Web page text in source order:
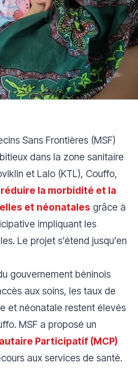
Sans Frontières (MSF)
dans la zone sanitaire
et Lalo (KTL), Couffo,
réduire la morbidité et la
et néonatales grâce à
impliquant les
Le projet s’étend jusqu’en
gouvernement béninois
aux soins, les taux de
et néonatale restent élevés
MSF a proposé un
Participatif (MCP)
aux services de santé.